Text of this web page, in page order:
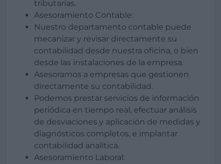
tributarias.
Asesoramiento Contable:
Nuestro departamento contable puede
mecanizar y revisar directamente su
contabilidad desde nuestra oficina, o bien
desde las instalaciones de la empresa.
Asesoramos a empresas que gestionen
directamente su contabilidad.
Podemos prestar servicios de información
periódica en tiempo real, efectuar análisis
de desviaciones y aplicación de medidas y
diagnósticos completos, e implantar
contabilidad analítica.
Asesoramiento Laboral: